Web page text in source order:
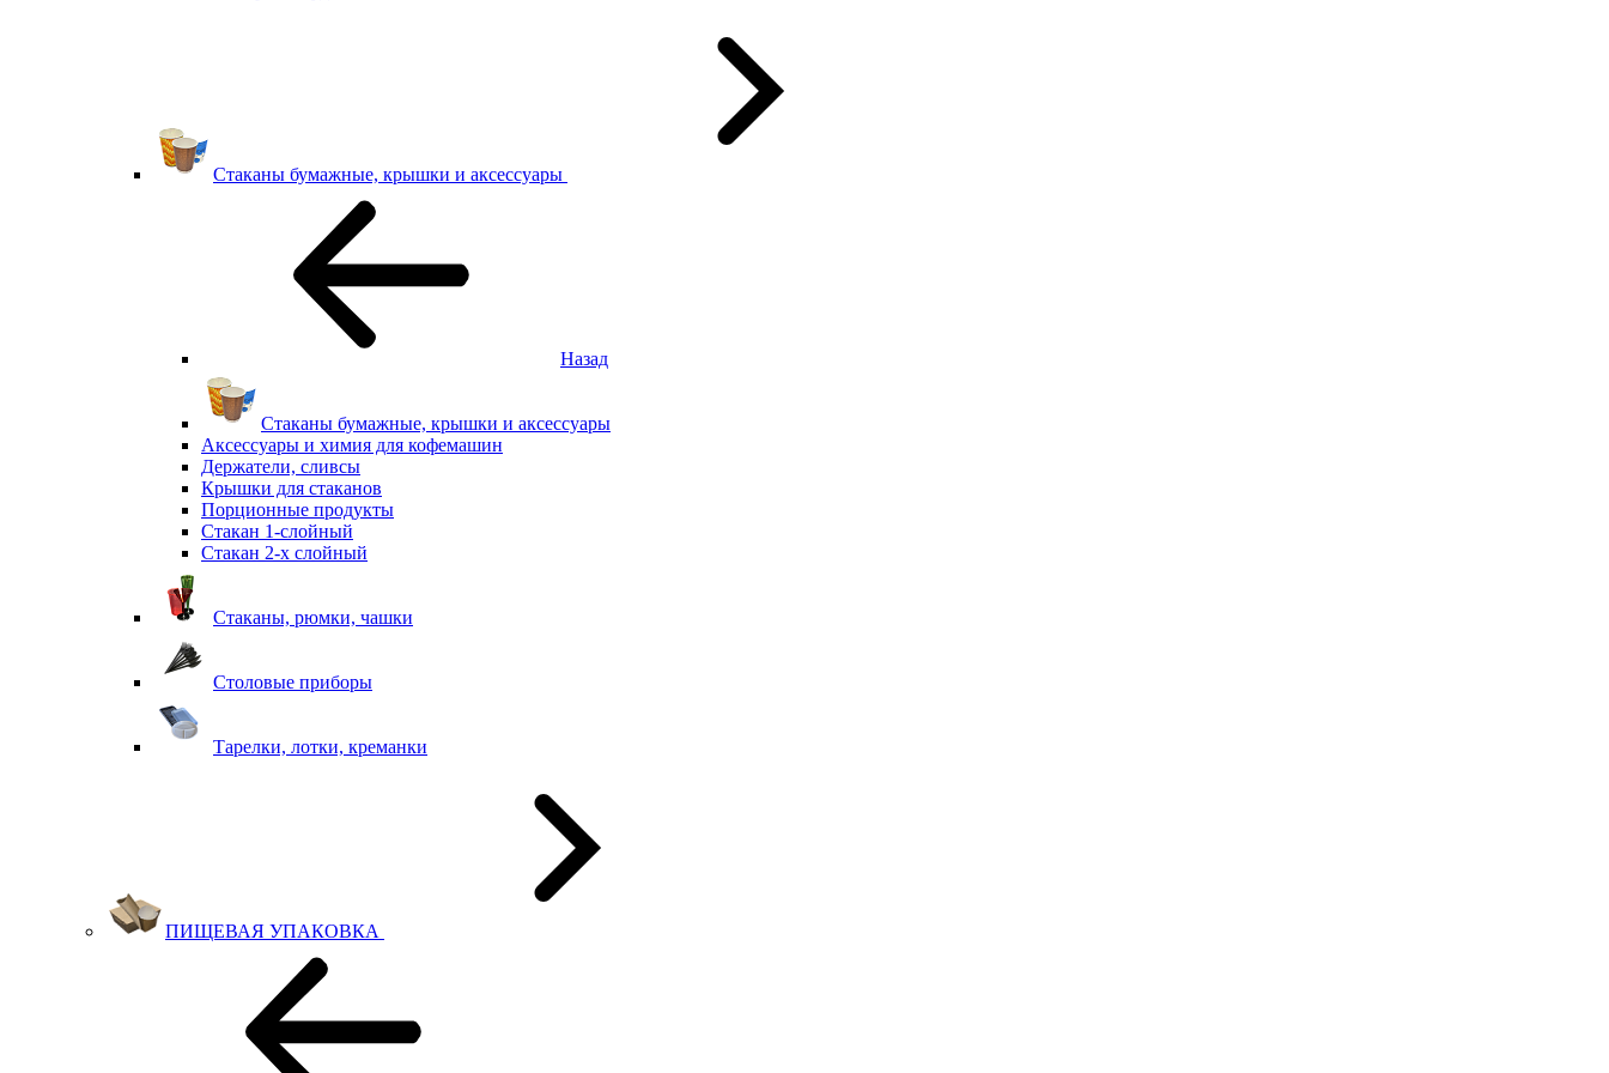
Стаканы бумажные, крышки и аксессуары
Назад
Стаканы бумажные, крышки и аксессуары
Аксессуары и химия для кофемашин
Держатели, сливсы
Крышки для стаканов
Порционные продукты
Стакан 1-слойный
Стакан 2-х слойный
Стаканы, рюмки, чашки
Столовые приборы
Тарелки, лотки, креманки
ПИЩЕВАЯ УПАКОВКА